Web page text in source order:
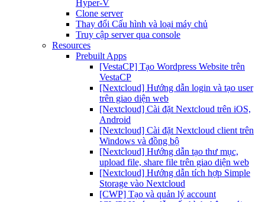
Hyper-V
Clone server
Thay đổi Cấu hình và loại máy chủ
Truy cập server qua console
Resources
Prebuilt Apps
[VestaCP] Tạo Wordpress Website trên
VestaCP
[Nextcloud] Hướng dẫn login và tạo user
trên giao diện web
[Nextcloud] Cài đặt Nextcloud trên iOS,
Android
[Nextcloud] Cài đặt Nextcloud client trên
Windows và đồng bộ
[Nextcloud] Hướng dẫn tạo thư mục,
upload file, share file trên giao diện web
[Nextcloud] Hướng dẫn tích hợp Simple
Storage vào Nextcloud
[CWP] Tạo và quản lý account